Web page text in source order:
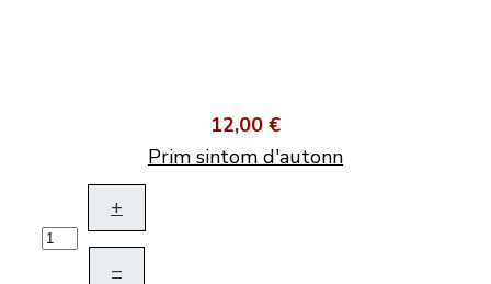
12,00 €
Prim sintom d'autonn
+
–